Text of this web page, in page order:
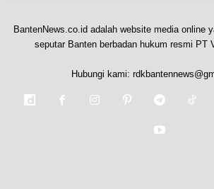
BantenNews.co.id adalah website media online
seputar Banten berbadan hukum resmi PT
Hubungi kami: